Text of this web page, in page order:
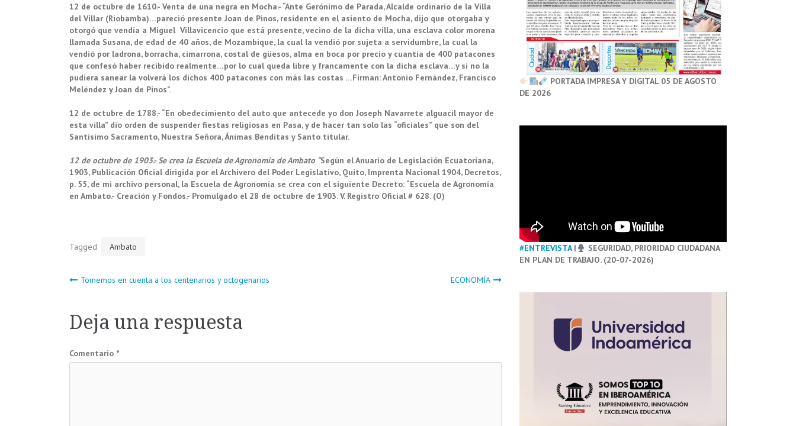
12 de octubre de 1610.- Venta de una negra en Mocha.- “Ante Gerónimo de Parada, Alcalde ordinario de la Villa
del Villar (Riobamba)…pareció presente Joan de Pinos, residente en el asiento de Mocha, dijo que otorgaba y
otorgó que vendía a Miguel Villavicencio que está presente, vecino de la dicha villa, una esclava color morena
llamada Susana, de edad de 40 años, de Mozambique, la cual la vendió por sujeta a servidumbre, la cual la
vendió por ladrona, borracha, cimarrona, costal de güesos, alma en boca por precio y cuantía de 400 patacones
que confesó haber recibido realmente…por lo cual queda libre y francamente con la dicha esclava…y si no la
pudiera sanear la volverá los dichos 400 patacones con más las costas …Firman: Antonio Fernández, Francisco
Meléndez y Joan de Pinos”.
12 de octubre de 1788.- “En obedecimiento del auto que antecede yo don Joseph Navarrete alguacil mayor de
esta villa” dio orden de suspender fiestas religiosas en Pasa, y de hacer tan solo las “oficiales” que son del
Santísimo Sacramento, Nuestra Señora, Ánimas Benditas y Santo titular.
12 de octubre de 1903.- Se crea la Escuela de Agronomía de Ambato “Según el Anuario de Legislación Ecuatoriana,
1903, Publicación Oficial dirigida por el Archivero del Poder Legislativo, Quito, Imprenta Nacional 1904, Decretos,
p. 55, de mi archivo personal, la Escuela de Agronomía se crea con el siguiente Decreto: “Escuela de Agronomía
en Ambato.- Creación y Fondos.- Promulgado el 28 de octubre de 1903. V. Registro Oficial # 628. (O)
Tagged Ambato
Navegación
de
entradas
Tomemos en cuenta a los centenarios y octogenarios ECONOMÍA
Deja una respuesta
Comentario *
PORTADA IMPRESA Y DIGITAL 05 DE AGOSTO
DE 2026
#ENTREVISTA|
SEGURIDAD, PRIORIDAD CIUDADANA
EN PLAN DE TRABAJO. (20-07-2026)